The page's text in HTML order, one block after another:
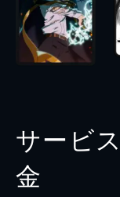
サービ
金